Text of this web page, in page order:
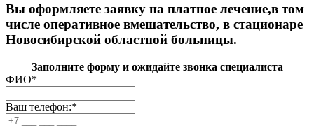
Вы оформляете заявку на платное лечение,в том
числе оперативное вмешательство, в стационаре
Новосибирской областной больницы.
Заполните форму и ожидайте звонка специалиста
ФИО*
Ваш телефон:*